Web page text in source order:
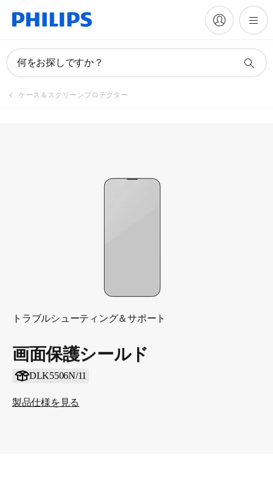
何をお探しですか？
ケース＆スクリーンプロテクター
トラブルシューティング＆サポート
画面保護シールド
DLK5506N/11
製品仕様を見る